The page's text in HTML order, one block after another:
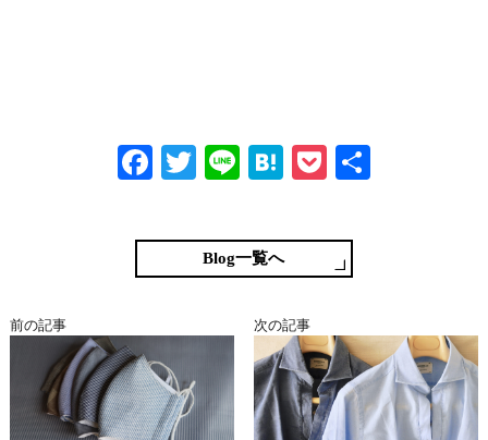
Fa
bo
ok
T
tte
r
Li
H
en
a
P
ke
t
Blog一覧へ
前の記事 次の記事